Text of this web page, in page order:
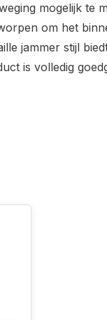
mogelijk te
om het
jammer stijl
is volledig